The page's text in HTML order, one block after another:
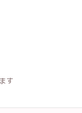
す